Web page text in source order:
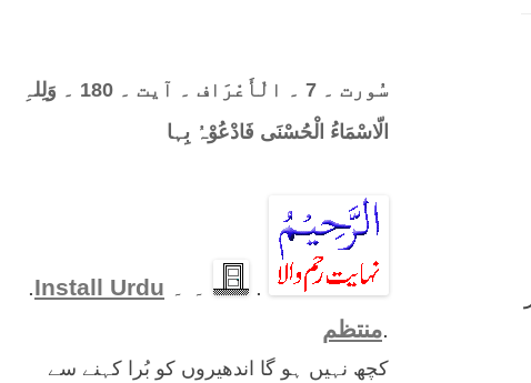
سُورت ۔ 7 ۔ الْأَعْرَاف ۔ آیت ۔ 180 ۔ وَلِلہِ
الّاسْمَاءُ الْحُسْنَی فَادْعُوْہُ بِہا
. ۔ ۔ Install Urdu
.
.منتظم
کچھ نہیں ہو گا اندھیروں کو بُرا کہنے سے